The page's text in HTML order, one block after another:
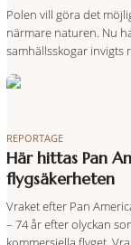
Polen vill göra det
närmare naturen. Nu
samhällsskogar invigts
direkt anslutning till
REPORTAGE
Här hittas Pan
flygsäkerheten
Vraket efter Pan
– 74 år efter olyckan